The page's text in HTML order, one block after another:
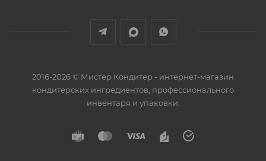
2016-2026 © Мистер Кондитер - интернет-магазин
кондитерских ингредиентов, профессионального
инвентаря и упаковки.